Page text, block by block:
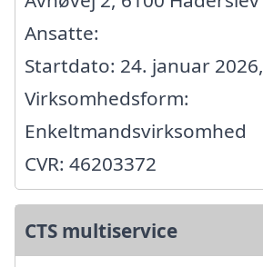
Ansatte:
Startdato: 24. januar 2026,
Virksomhedsform:
Enkeltmandsvirksomhed
CVR: 46203372
CTS multiservice